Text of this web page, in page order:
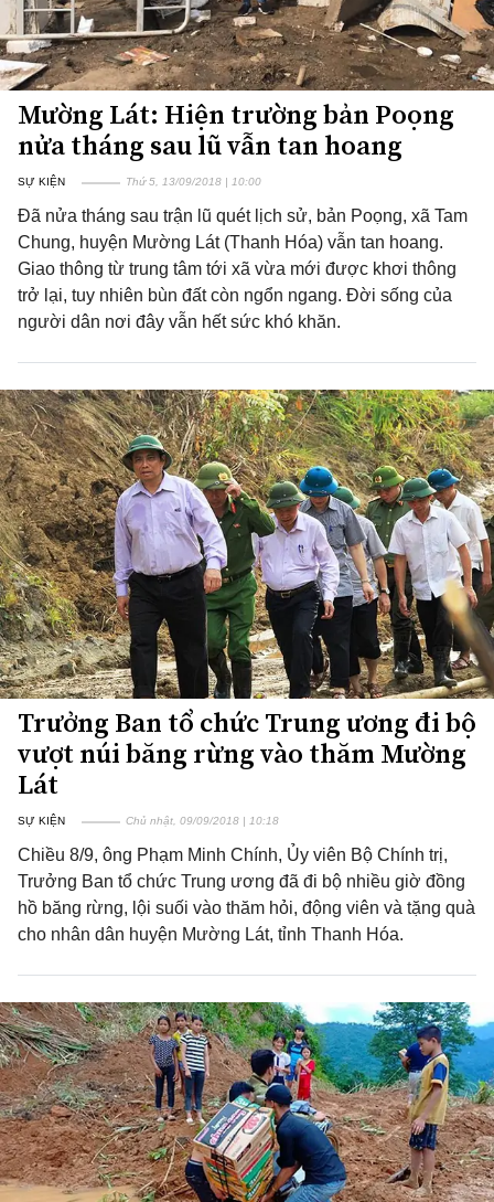
Mường Lát: Hiện trường bản Poọng
nửa tháng sau lũ vẫn tan hoang
SỰ KIỆN Thứ 5, 13/09/2018 | 10:00
Đã nửa tháng sau trận lũ quét lịch sử, bản Poọng, xã Tam
Chung, huyện Mường Lát (Thanh Hóa) vẫn tan hoang.
Giao thông từ trung tâm tới xã vừa mới được khơi thông
trở lại, tuy nhiên bùn đất còn ngổn ngang. Đời sống của
người dân nơi đây vẫn hết sức khó khăn.
Trưởng Ban tổ chức Trung ương đi bộ
vượt núi băng rừng vào thăm Mường
Lát
SỰ KIỆN Chủ nhật, 09/09/2018 | 10:18
Chiều 8/9, ông Phạm Minh Chính, Ủy viên Bộ Chính trị,
Trưởng Ban tổ chức Trung ương đã đi bộ nhiều giờ đồng
hồ băng rừng, lội suối vào thăm hỏi, động viên và tặng quà
cho nhân dân huyện Mường Lát, tỉnh Thanh Hóa.